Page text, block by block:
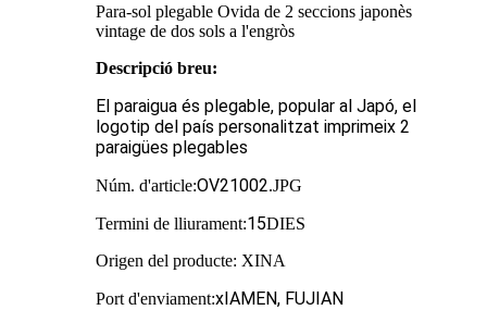
Para-sol plegable Ovida de 2 seccions japonès
vintage de dos sols a l'engròs
Descripció breu:
El paraigua és plegable, popular al Japó, el
logotip del país personalitzat imprimeix 2
paraigües plegables
Núm. d'article:OV21002.JPG
Termini de lliurament:15DIES
Origen del producte: XINA
Port d'enviament:xIAMEN, FUJIAN